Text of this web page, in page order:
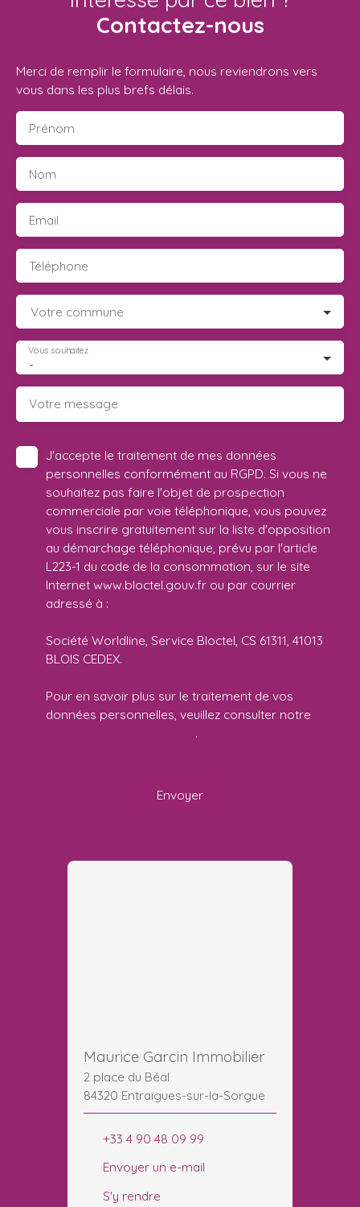
Contactez-nous
Merci de remplir le formulaire, nous reviendrons vers
vous dans les plus brefs délais.
Prénom
Nom
Email
Téléphone
Votre commune
-
Vous souhaitez
Votre message
J'accepte le traitement de mes données
personnelles conformément au RGPD. Si vous ne
souhaitez pas faire l'objet de prospection
commerciale par voie téléphonique, vous pouvez
vous inscrire gratuitement sur la liste d'opposition
au démarchage téléphonique, prévu par l'article
L223-1 du code de la consommation, sur le site
Internet www.bloctel.gouv.fr ou par courrier
adressé à :
Société Worldline, Service Bloctel, CS 61311, 41013
BLOIS CEDEX.
Pour en savoir plus sur le traitement de vos
données personnelles, veuillez consulter notre
.
Envoyer
Maurice Garcin Immobilier
2 place du Béal
84320 Entraigues-sur-la-Sorgue
+33 4 90 48 09 99
Envoyer un e-mail
S'y rendre